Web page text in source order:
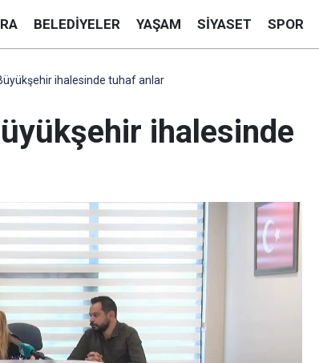
BELEDIYELER YAŞAM SIYASET SPOR
ihalesinde tuhaf anlar
ihalesinde